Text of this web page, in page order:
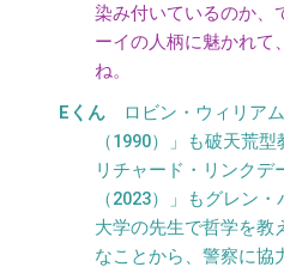
染み付いているのか、
ーイの人柄に魅かれて
ね。
ロビン・ウィリア
（1990）」も破天荒
リチャード・リンクデ
（2023）」もグレン
大学の先生で哲学を教
なことから、警察に協